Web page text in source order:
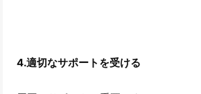
4.適切なサポートを受ける